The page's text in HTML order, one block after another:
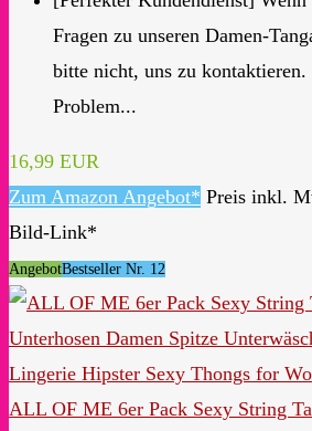
Fragen zu unseren Damen-
bitte nicht, uns zu kontaktieren.
Problem...
16,99 EUR
Zum Amazon Angebot* Preis inkl.
Bild-Link*
AngebotBestseller Nr. 12
ALL OF ME 6er Pack Sexy String